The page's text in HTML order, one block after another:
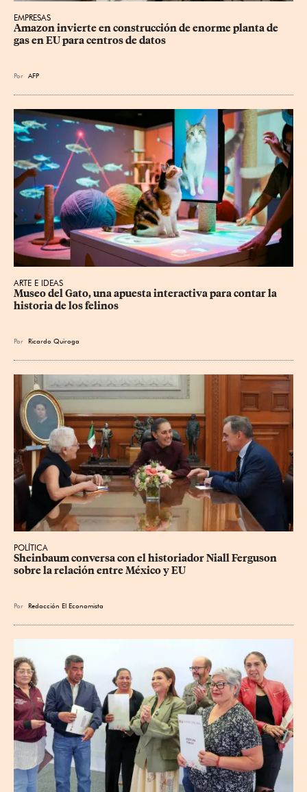
EMPRESAS
Amazon invierte en construcción de enorme planta de
gas en EU para centros de datos
Por AFP
ARTE E IDEAS
Museo del Gato, una apuesta interactiva para contar la
historia de los felinos
Por Ricardo Quiroga
POLÍTICA
Sheinbaum conversa con el historiador Niall Ferguson
sobre la relación entre México y EU
Por Redacción El Economista